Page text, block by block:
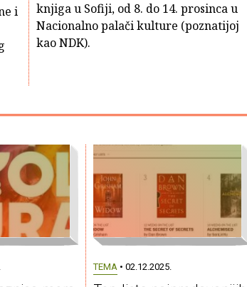
i
knjiga u Sofiji, od 8. do 14. prosinca u
Nacionalno palači kulture (poznatijoj
kao NDK).
TEMA • 02.12.2025.